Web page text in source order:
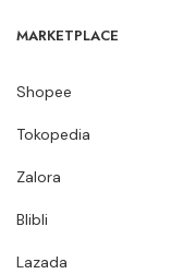
MARKETPLACE
Shopee
Tokopedia
Zalora
Blibli
Lazada